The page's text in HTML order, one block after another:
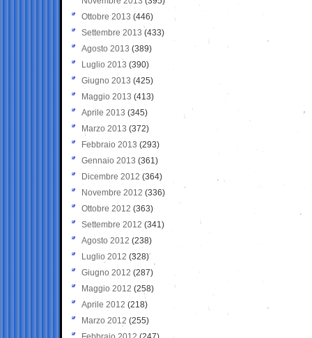
Ottobre 2013 (446)
Settembre 2013 (433)
Agosto 2013 (389)
Luglio 2013 (390)
Giugno 2013 (425)
Maggio 2013 (413)
Aprile 2013 (345)
Marzo 2013 (372)
Febbraio 2013 (293)
Gennaio 2013 (361)
Dicembre 2012 (364)
Novembre 2012 (336)
Ottobre 2012 (363)
Settembre 2012 (341)
Agosto 2012 (238)
Luglio 2012 (328)
Giugno 2012 (287)
Maggio 2012 (258)
Aprile 2012 (218)
Marzo 2012 (255)